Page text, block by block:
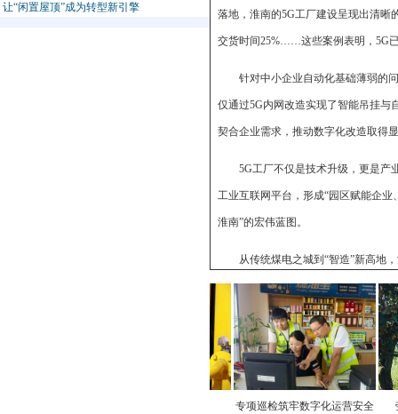
让“闲置屋顶”成为转型新引擎
落地，淮南的5G工厂建设呈现出清晰
交货时间25%……这些案例表明，5G
针对中小企业自动化基础薄弱的
仅通过5G内网改造实现了智能吊挂与
契合企业需求，推动数字化改造取得
5G工厂不仅是技术升级，更是产
工业互联网平台，形成“园区赋能企
淮南”的宏伟蓝图。
从传统煤电之城到“智造”新高地
老工业城市正以“数字之火”点燃转型
（张昌涛）
专项巡检筑牢数字化运营安全